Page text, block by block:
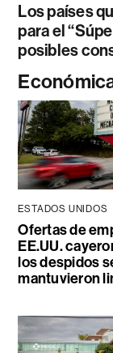
Los países
para el
posibles
ESTADOS UNIDOS
Ofertas de
EE.UU.
los despidos
mantuvieron